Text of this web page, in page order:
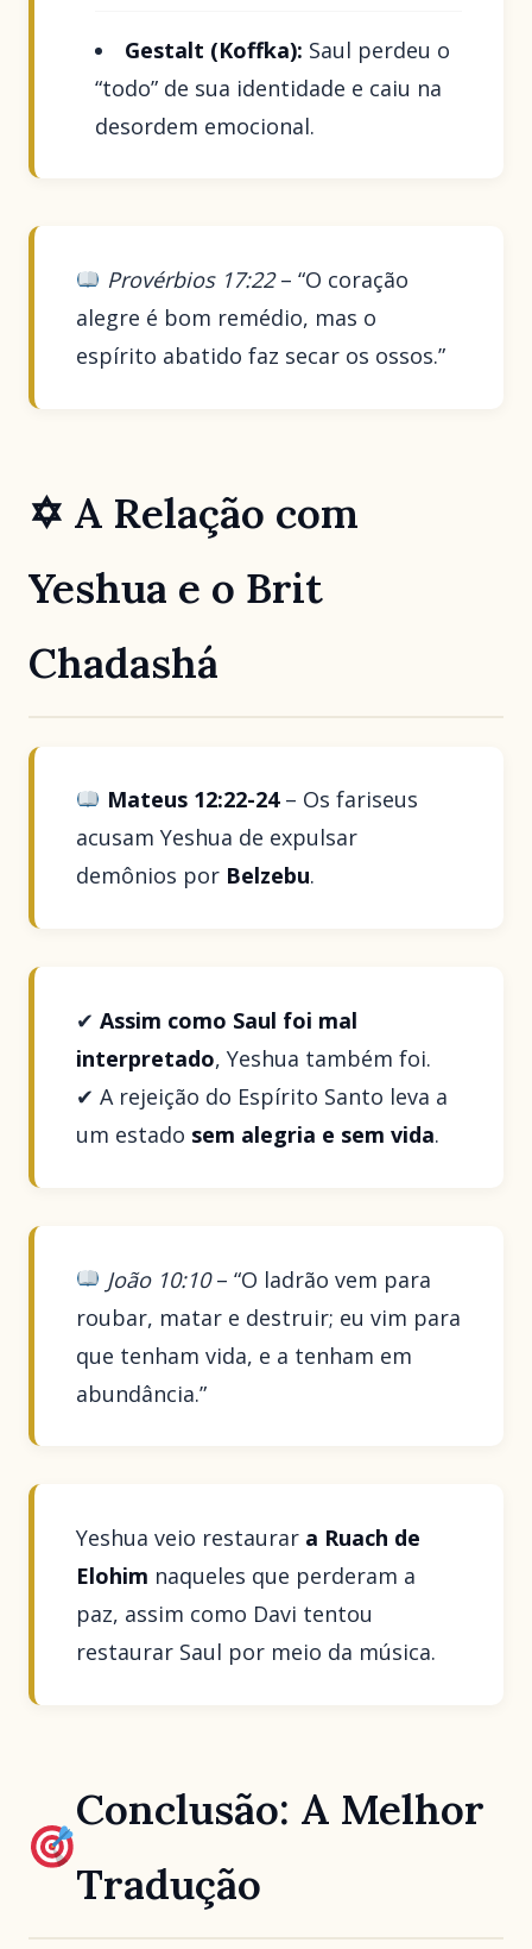
Gestalt (Koffka): Saul perdeu o
“todo” de sua identidade e caiu na
desordem emocional.
Provérbios 17:22– “O coração
alegre é bom remédio, mas o
espírito abatido faz secar os ossos.”
✡ A Relação com
Yeshua e o Brit
Chadashá
Mateus 12:22-24– Os fariseus
acusam Yeshua de expulsar
demônios por Belzebu.
✔Assim como Saul foi mal
interpretado, Yeshua também foi.
✔ A rejeição do Espírito Santo leva a
um estado sem alegria e sem vida.
João 10:10– “O ladrão vem para
roubar, matar e destruir; eu vim para
que tenham vida, e a tenham em
abundância.”
Yeshua veio restaurar a Ruach de
Elohim naqueles que perderam a
paz, assim como Davi tentou
restaurar Saul por meio da música.
Conclusão: A Melhor
Tradução